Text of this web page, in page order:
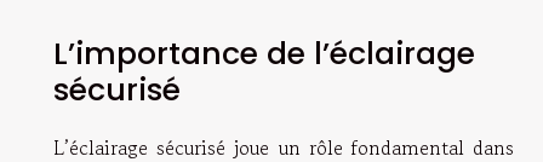
L’importance de l’éclairage
sécurisé
L’éclairage sécurisé joue un rôle fondamental dans